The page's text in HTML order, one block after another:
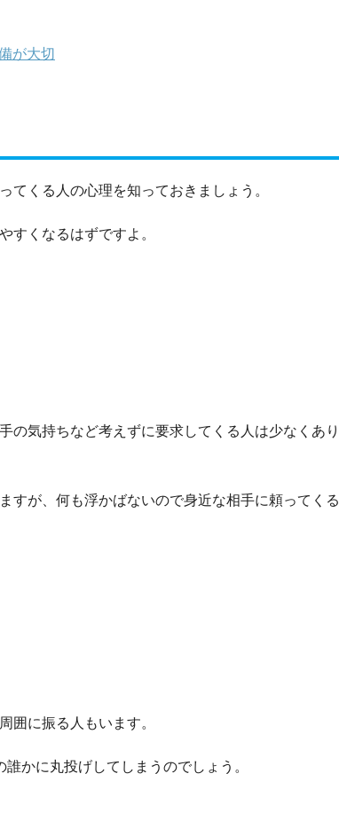
が大切
てくる人の心理を知っておきましょう。
すくなるはずですよ。
の気持ちなど考えずに要求してくる人は少なくあり
すが、何も浮かばないので身近な相手に頼ってくる
囲に振る人もいます。
誰かに丸投げしてしまうのでしょう。